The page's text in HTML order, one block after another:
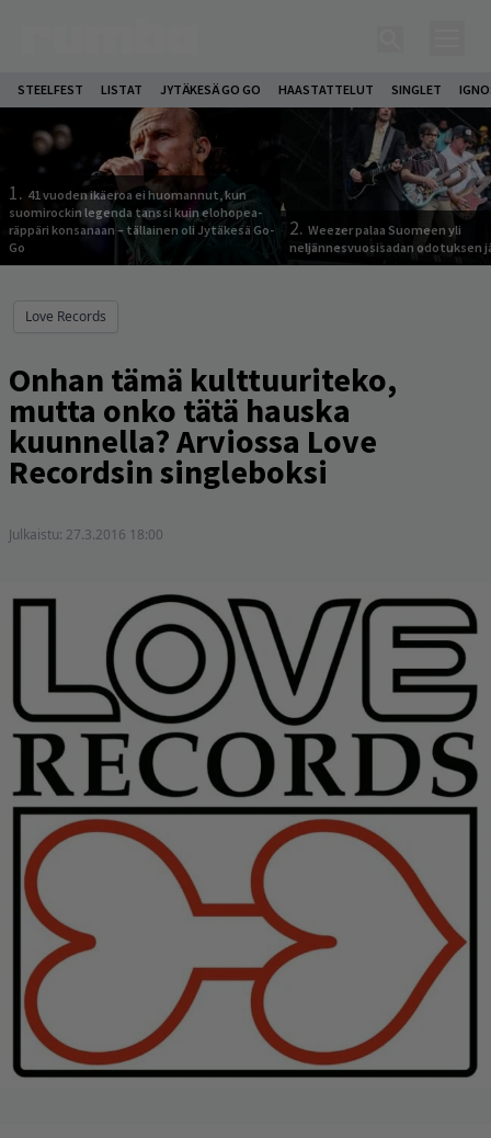
STEELFEST LISTAT JYTÄKESÄ GO GO HAASTATTELUT SINGLET
1. 41 vuoden ikäeroa ei huomannut, kun
suomirockin legenda tanssi kuin elohopea-
räppäri konsanaan – tällainen oli Jytäkesä Go-
Go
2. Weezer palaa Suomeen yli
neljännesvuosisadan odotuksen
Love Records
Onhan tämä kulttuuriteko,
mutta onko tätä hauska
kuunnella? Arviossa Love
Recordsin singleboksi
Julkaistu: 27.3.2016 18:00